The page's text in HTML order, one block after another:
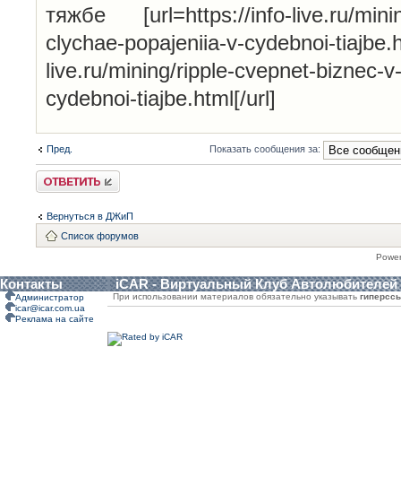
тяжбe [url=https://info-live.ru/
clychae-popajeniia-v-cydebnoi-
live.ru/mining/ripple-cvepnet-biznec-
cydebnoi-tiajbe.html[/url]
Пред. Показать сообщения за:
Ответить
Вернуться в ДЖиП
Список форумов
Контакты iCAR - Виртуальный Клуб Автолюбителей
Администратор
icar@icar.com.ua
Реклама на сайте
При использовании материалов обязательно указывать